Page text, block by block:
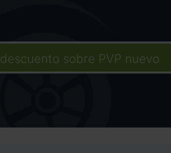
descuento sobre PVP nuevo